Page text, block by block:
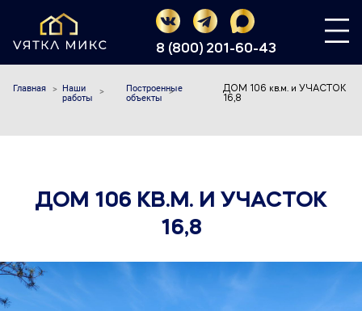
8 (800) 201-60-43
Главная
Наши
работы
Построенные
объекты
ДОМ 106 кв.м. и УЧАСТОК
16,8
ДОМ 106 КВ.М. И УЧАСТОК
16,8